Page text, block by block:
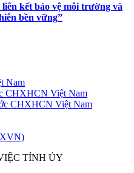
kết bảo vệ môi trường và
bền vững”
Nam
CHXHCN Việt Nam
CHXHCN Việt Nam
TỈNH ỦY